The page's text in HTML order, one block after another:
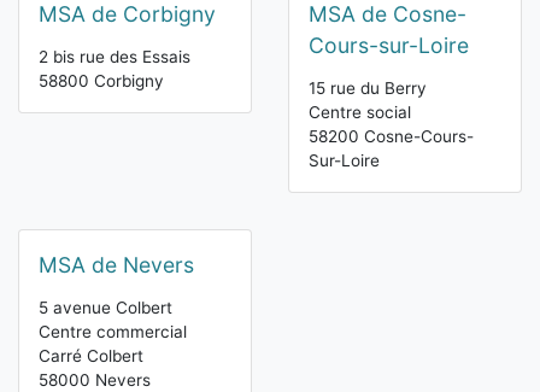
MSA de Corbigny
2 bis rue des Essais
58800 Corbigny
MSA de Cosne-
Cours-sur-Loire
15 rue du Berry
Centre social
58200 Cosne-Cours-
Sur-Loire
MSA de Nevers
5 avenue Colbert
Centre commercial
Carré Colbert
58000 Nevers